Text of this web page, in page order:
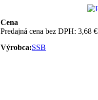
Cena
Predajná cena bez DPH:3,68 €
Výrobca:SSB